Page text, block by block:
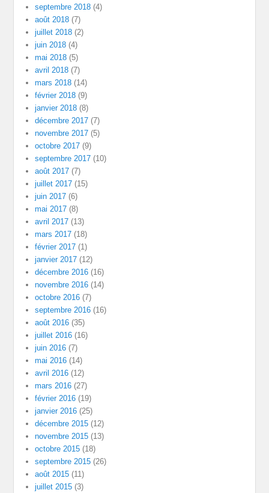
septembre 2018 (4)
août 2018 (7)
juillet 2018 (2)
juin 2018 (4)
mai 2018 (5)
avril 2018 (7)
mars 2018 (14)
février 2018 (9)
janvier 2018 (8)
décembre 2017 (7)
novembre 2017 (5)
octobre 2017 (9)
septembre 2017 (10)
août 2017 (7)
juillet 2017 (15)
juin 2017 (6)
mai 2017 (8)
avril 2017 (13)
mars 2017 (18)
février 2017 (1)
janvier 2017 (12)
décembre 2016 (16)
novembre 2016 (14)
octobre 2016 (7)
septembre 2016 (16)
août 2016 (35)
juillet 2016 (16)
juin 2016 (7)
mai 2016 (14)
avril 2016 (12)
mars 2016 (27)
février 2016 (19)
janvier 2016 (25)
décembre 2015 (12)
novembre 2015 (13)
octobre 2015 (18)
septembre 2015 (26)
août 2015 (11)
juillet 2015 (3)